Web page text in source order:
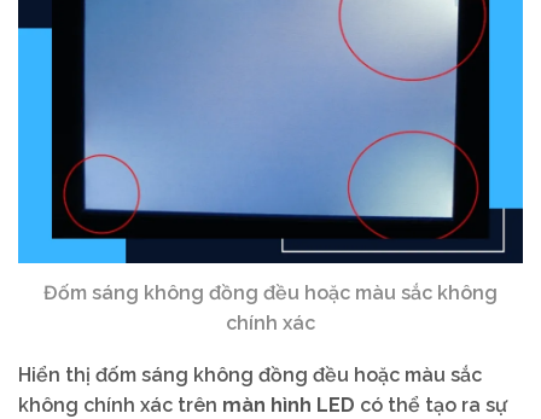
Đốm sáng không đồng đều hoặc màu sắc không
chính xác
Hiển thị đốm sáng không đồng đều hoặc màu sắc
không chính xác trên màn hình LED có thể tạo ra sự